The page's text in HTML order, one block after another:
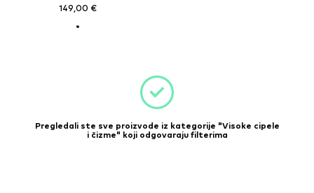
149,00 €
Pregledali ste sve proizvode iz kategorije "Visoke cipele
i čizme" koji odgovaraju filterima